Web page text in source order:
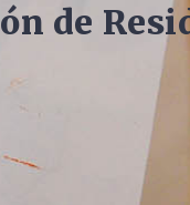
de